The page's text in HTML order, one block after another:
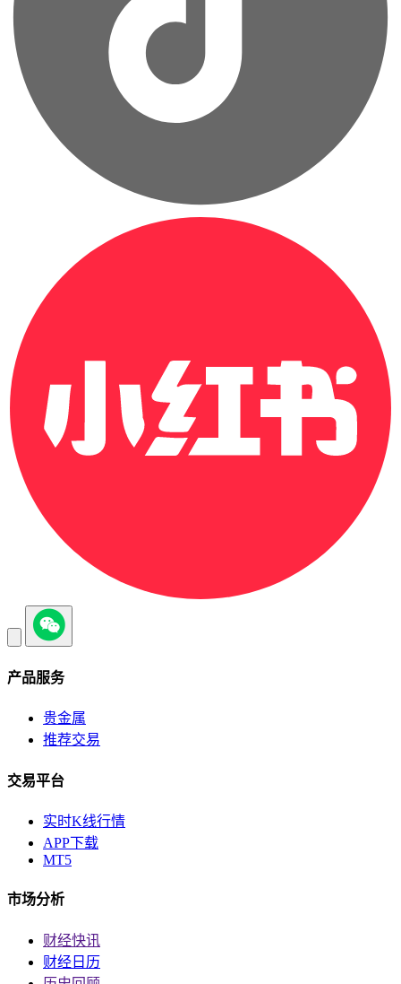
产品服务
贵金属
推荐交易
交易平台
实时K线行情
APP下载
MT5
市场分析
财经快讯
财经日历